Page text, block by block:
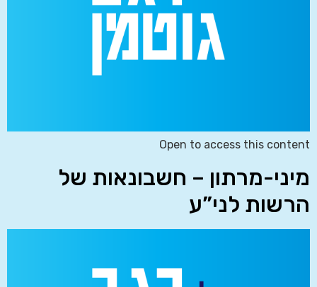
Open to access this content
מיני-מרתון – חשבונאות של
הרשות לני”ע